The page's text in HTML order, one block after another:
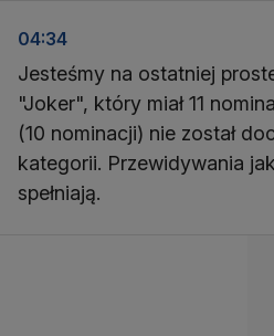
04:34
Jesteśmy na ostatniej
"Joker", który miał 11
(10 nominacji) nie został
kategorii. Przewidywania
spełniają.